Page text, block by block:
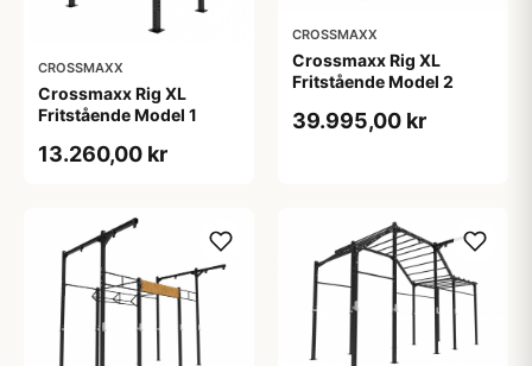
CROSSMAXX
Crossmaxx Rig XL
Fritstående Model 1
13.260,00 kr
CROSSMAXX
Crossmaxx Rig XL
Fritstående Model 2
39.995,00 kr